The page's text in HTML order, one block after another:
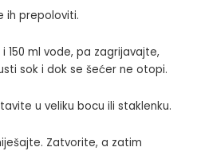
ih prepoloviti.
150 ml vode, pa zagrijavajte,
sok i dok se šećer ne otopi.
u veliku bocu ili staklenku.
Zatvorite, a zatim